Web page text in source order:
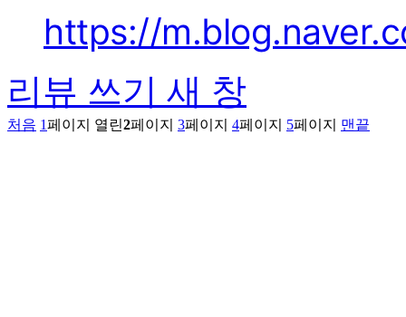
https://
리뷰 쓰기 새 창
처음 1페이지 열린2페이지 3페이지 4페이지 5페이지 맨끝